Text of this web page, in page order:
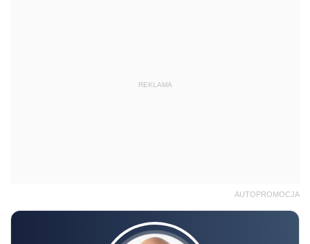
REKLAMA
AUTOPROMOCJA